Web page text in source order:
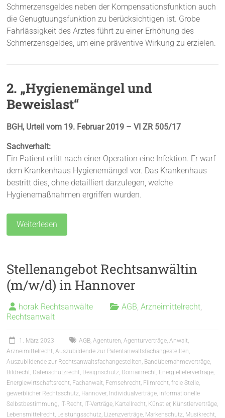
Schmerzensgeldes neben der Kompensationsfunktion auch
die Genugtuungsfunktion zu berücksichtigen ist. Grobe
Fahrlässigkeit des Arztes führt zu einer Erhöhung des
Schmerzensgeldes, um eine präventive Wirkung zu erzielen.
2. „Hygienemängel und
Beweislast“
BGH, Urteil vom 19. Februar 2019 – VI ZR 505/17
Sachverhalt:
Ein Patient erlitt nach einer Operation eine Infektion. Er warf
dem Krankenhaus Hygienemängel vor. Das Krankenhaus
bestritt dies, ohne detailliert darzulegen, welche
Hygienemaßnahmen ergriffen wurden.
Weiterlesen
Stellenangebot Rechtsanwältin
(m/w/d) in Hannover
horak Rechtsanwälte AGB ,Arzneimittelrecht
Rechtsanwalt
1. März 2023 AGB ,Agenturen ,Agenturverträge ,Anwalt
Arzneimittelrecht ,Auszubildende zur Patentanwaltsfachangestellten
Auszubildende zur Rechtsanwaltsfachangestellten Bandübernahmeverträge
Bildrecht Datenschutzrecht Designschutz Domainrecht Energielieferverträge
Energiewirtschaftsrecht Fachanwalt Fernsehrecht Filmrecht ,freie Stelle
gewerblicher Rechtsschutz Hannover, Individualverträge informationelle
Selbstbestimmung IT-Recht IT-Verträge Kartellrecht Künstler, Künstlerverträge
Lebensmittelrecht Leistungsschutz Lizenzverträge Markenschutz Musikrecht